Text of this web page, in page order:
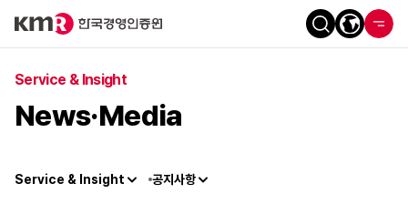
Service & Insight
News·Media
Service & Insight 공지사항